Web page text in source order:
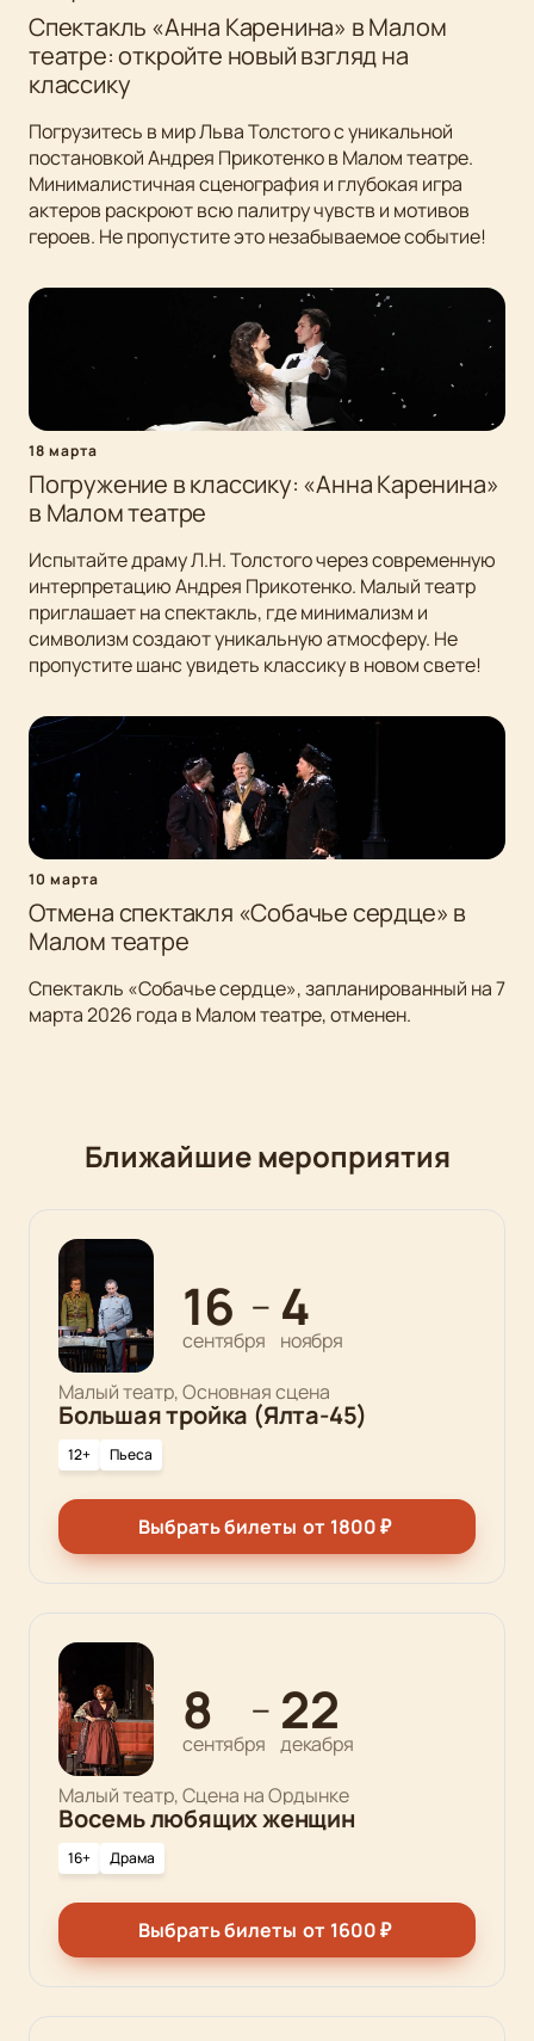
Спектакль «Анна Каренина» в Малом
театре: откройте новый взгляд на
классику
Погрузитесь в мир Льва Толстого с уникальной
постановкой Андрея Прикотенко в Малом театре.
Минималистичная сценография и глубокая игра
актеров раскроют всю палитру чувств и мотивов
героев. Не пропустите это незабываемое событие!
18 марта
Погружение в классику: «Анна Каренина»
в Малом театре
Испытайте драму Л.Н. Толстого через современную
интерпретацию Андрея Прикотенко. Малый театр
приглашает на спектакль, где минимализм и
символизм создают уникальную атмосферу. Не
пропустите шанс увидеть классику в новом свете!
10 марта
Отмена спектакля «Собачье сердце» в
Малом театре
Спектакль «Собачье сердце», запланированный на 7
марта 2026 года в Малом театре, отменен.
Ближайшие мероприятия
16
сентября
— 4
ноября
Малый театр, Основная сцена
Большая тройка (Ялта-45)
12+ Пьеса
Выбрать билеты от 1800₽
8
сентября
— 22
декабря
Малый театр, Сцена на Ордынке
Восемь любящих женщин
16+ Драма
Выбрать билеты от 1600₽